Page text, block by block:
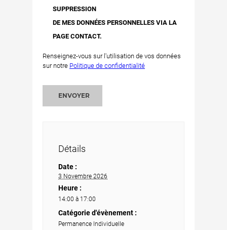
SUPPRESSION
DE MES DONNÉES PERSONNELLES VIA LA
PAGE CONTACT.
Renseignez-vous sur l'utilisation de vos données
sur notre Politique de confidentialité
ENVOYER
Détails
Date :
3 Novembre 2026
Heure :
14:00 à 17:00
Catégorie d'évènement :
Permanence Individuelle